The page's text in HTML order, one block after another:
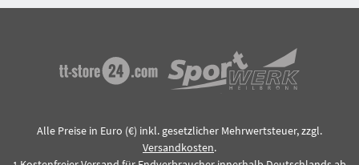
Alle Preise in Euro (€) inkl. gesetzlicher Mehrwertsteuer, zzgl.
Versandkosten.